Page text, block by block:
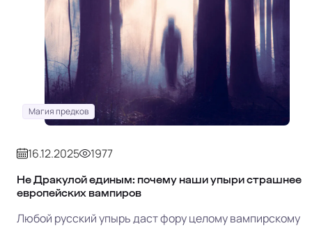
Магия предков
16.12.2025 1977
Не Дракулой единым: почему наши упыри страшнее
европейских вампиров
Любой русский упырь даст фору целому вампирскому